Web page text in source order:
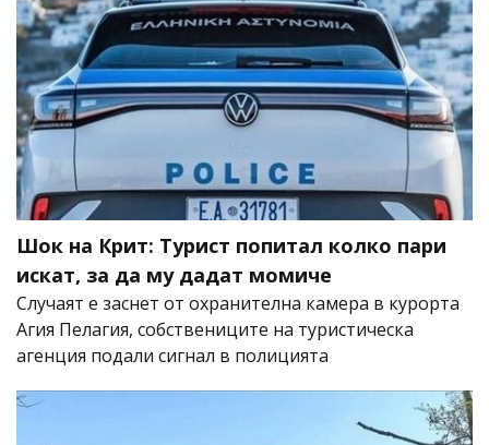
Шок на Крит: Турист попитал колко пари
искат, за да му дадат момиче
Случаят е заснет от охранителна камера в курорта
Агия Пелагия, собствениците на туристическа
агенция подали сигнал в полицията